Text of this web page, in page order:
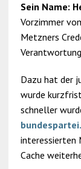
Sein Name:
Vorzimmer
Metzners
Dazu hat der
wurde
schneller
interessierten
Cache